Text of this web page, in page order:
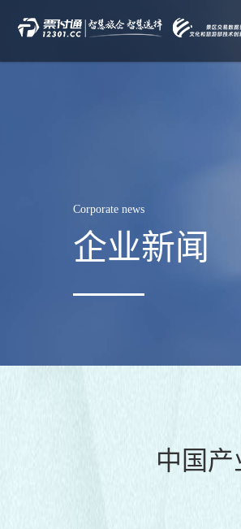
Corporate news
企业新闻
中国